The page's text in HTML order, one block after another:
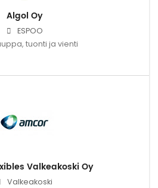
Algol Oy
ESPOO
tuonti ja vienti
Valkeakoski Oy
Valkeakoski